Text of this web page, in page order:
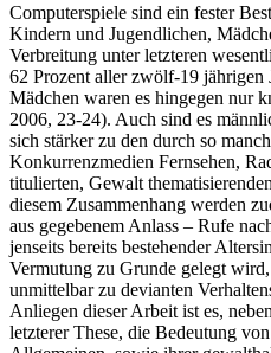
Computerspiele sind ein fester
Kindern und Jugendlichen,
Verbreitung unter letzteren
62 Prozent aller zwölf-19 jährigen
Mädchen waren es hingegen nur
2006, 23-24). Auch sind es
sich stärker zu den durch so
Konkurrenzmedien Fernsehen,
titulierten, Gewalt
diesem Zusammenhang werden
aus gegebenem Anlass – Rufe
jenseits bereits bestehender
Vermutung zu Grunde gelegt
unmittelbar zu devianten
Anliegen dieser Arbeit ist es,
letzterer These, die Bedeutung